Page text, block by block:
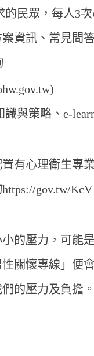
的民眾，每人3
資訊、常見問
與策略、e-
有心理衛生專
https://gov.tw/KcV
的壓力，可能
關懷專線」便
的壓力及負擔